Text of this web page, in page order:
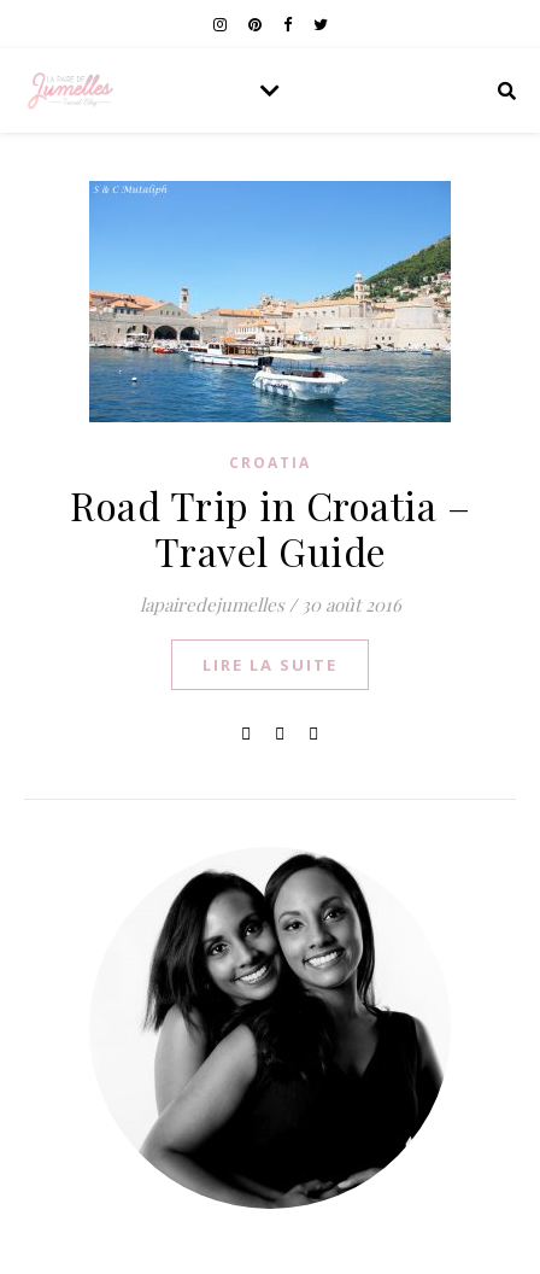
CROATIA
Road Trip in Croatia –
Travel Guide
lapairedejumelles / 30 août 2016
LIRE LA SUITE